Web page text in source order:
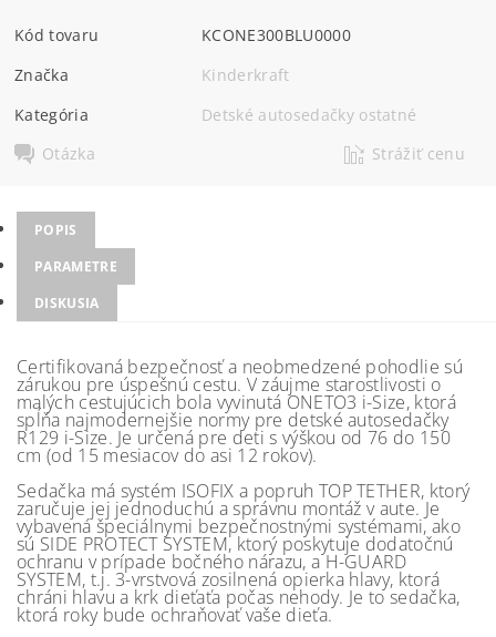
Kód tovaru
KCONE300BLU0000
Značka
Kinderkraft
Kategória
Detské autosedačky ostatné
Otázka
Strážiť cenu
POPIS
PARAMETRE
DISKUSIA
Certifikovaná bezpečnosť a neobmedzené pohodlie sú
zárukou pre úspešnú cestu. V záujme starostlivosti o
malých cestujúcich bola vyvinutá ONETO3 i-Size, ktorá
spĺňa najmodernejšie normy pre detské autosedačky
R129 i-Size. Je určená pre deti s výškou od 76 do 150
cm (od 15 mesiacov do asi 12 rokov).
Sedačka má systém ISOFIX a popruh TOP TETHER, ktorý
zaručuje jej jednoduchú a správnu montáž v aute. Je
vybavená špeciálnymi bezpečnostnými systémami, ako
sú SIDE PROTECT SYSTEM, ktorý poskytuje dodatočnú
ochranu v prípade bočného nárazu, a H-GUARD
SYSTEM, t.j. 3-vrstvová zosilnená opierka hlavy, ktorá
chráni hlavu a krk dieťaťa počas nehody. Je to sedačka,
ktorá roky bude ochraňovať vaše dieťa.